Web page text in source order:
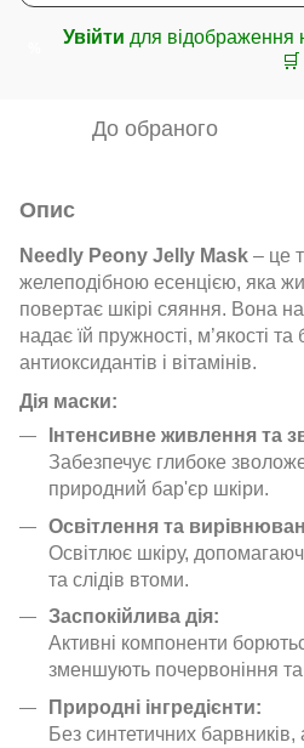
Увійти для відображення
🛒
До обраного
Опис
Needly Peony Jelly Mask – це
желеподібною есенцією, яка
повертає шкірі сяяння. Вона
надає їй пружності, м’якості та
антиоксидантів і вітамінів.
Дія маски:
Інтенсивне живлення та
Забезпечує глибоке
природний бар'єр шкіри.
Освітлення та
Освітлює шкіру,
та слідів втоми.
Заспокійлива дія:
Активні компоненти
зменшують почервоніння
Природні інгредієнти:
Без синтетичних барвників,